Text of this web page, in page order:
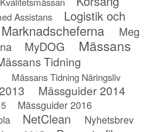
Assistans
Logistik och
Marknadscheferna
Meg
MyDOG
Mässans
Tidning
Mässans Tidning Näringsliv
Mässguider 2014
Mässguider 2016
NetClean
Nyhetsbrev